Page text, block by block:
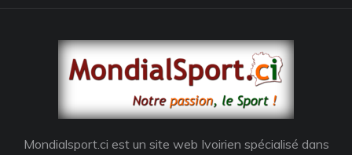
Mondialsport.ci est un site web Ivoirien spécialisé dans